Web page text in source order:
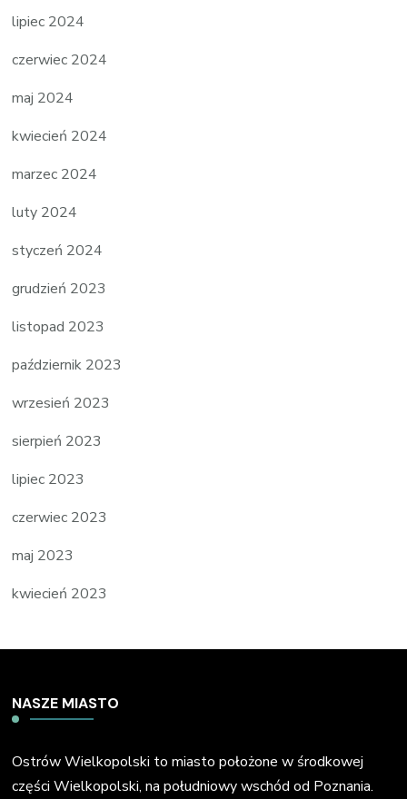
lipiec 2024
czerwiec 2024
maj 2024
kwiecień 2024
marzec 2024
luty 2024
styczeń 2024
grudzień 2023
listopad 2023
październik 2023
wrzesień 2023
sierpień 2023
lipiec 2023
czerwiec 2023
maj 2023
kwiecień 2023
NASZE MIASTO
Ostrów Wielkopolski to miasto położone w środkowej
części Wielkopolski, na południowy wschód od Poznania.